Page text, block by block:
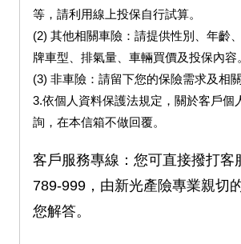
等，請利用線上投保自行試算。
(2) 其他相關車險：請提供性別、年齡
牌車型、排氣量、車輛買價及投保內容
(3) 非車險：請留下您的保險需求及相關
3.依個人資料保護法規定，關於客戶個
詢，在本信箱不做回覆。
客戶服務專線：您可直接撥打客
789-999，由新光產險專業親切
您解答。